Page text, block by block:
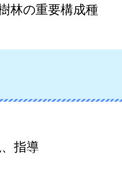
林の重要構成種
指導